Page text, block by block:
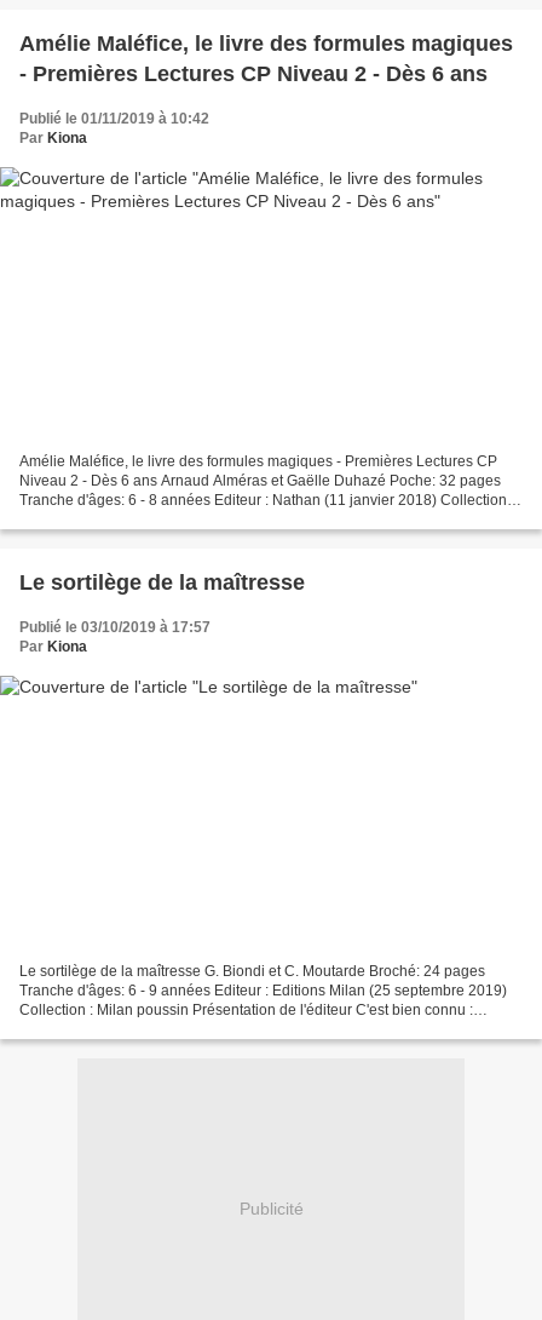
Amélie Maléfice, le livre des formules magiques
- Premières Lectures CP Niveau 2 - Dès 6 ans
Publié le 01/11/2019 à 10:42
Par Kiona
Amélie Maléfice, le livre des formules magiques - Premières Lectures CP
Niveau 2 - Dès 6 ans Arnaud Alméras et Gaëlle Duhazé Poche: 32 pages
Tranche d'âges: 6 - 8 années Editeur : Nathan (11 janvier 2018) Collection :
Le sortilège de la maîtresse
Publié le 03/10/2019 à 17:57
Par Kiona
Le sortilège de la maîtresse G. Biondi et C. Moutarde Broché: 24 pages
Tranche d'âges: 6 - 9 années Editeur : Editions Milan (25 septembre 2019)
Collection : Milan poussin Présentation de l'éditeur C'est bien connu :
Publicité